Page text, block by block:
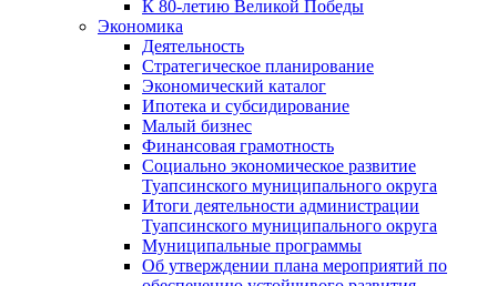
К 80-летию Великой Победы
Экономика
Деятельность
Стратегическое планирование
Экономический каталог
Ипотека и субсидирование
Малый бизнес
Финансовая грамотность
Социально экономическое развитие
Туапсинского муниципального округа
Итоги деятельности администрации
Туапсинского муниципального округа
Муниципальные программы
Об утверждении плана мероприятий по